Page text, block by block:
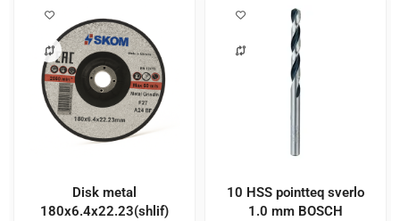
Disk metal
180x6.4x22.23(shlif)
10 HSS pointteq sverlo
1.0 mm BOSCH